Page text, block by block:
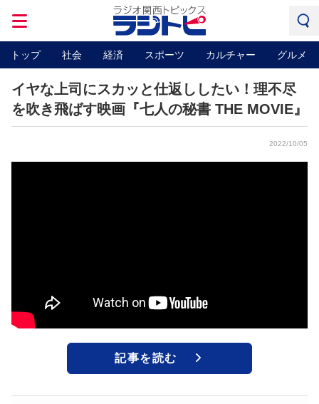
トップ 社会 経済 スポーツ カルチャー グルメ
イヤな上司にスカッと仕返ししたい！理不尽
を吹き飛ばす映画『七人の秘書 THE MOVIE』
2022/10/05
記事を読む